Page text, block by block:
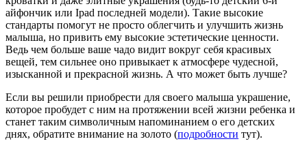
айфончик или Ipad последней модели). Такие высокие
стандарты помогут не просто облегчить и улучшить жизнь
малыша, но привить ему высокие эстетические ценности.
Ведь чем больше ваше чадо видит вокруг себя красивых
вещей, тем сильнее оно привыкает к атмосфере чудесной,
изысканной и прекрасной жизнь. А что может быть лучше?
Если вы решили приобрести для своего малыша украшение,
которое пробудет с ним на протяжении всей жизни ребенка и
станет таким символичным напоминанием о его детских
днях, обратите внимание на золото (подробности тут).